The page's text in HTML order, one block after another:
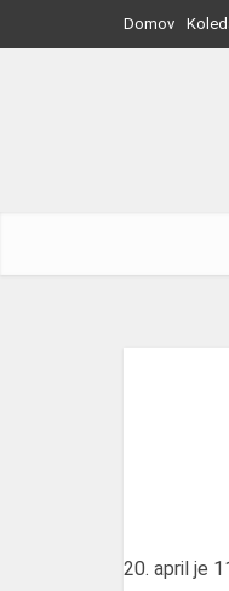
Domov
20. april je